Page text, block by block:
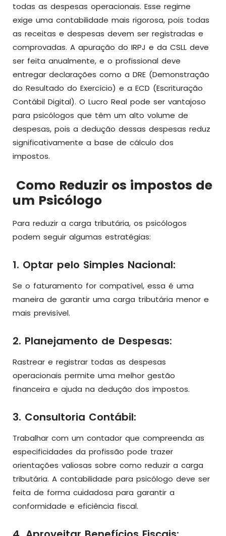
todas as despesas operacionais. Esse regime
exige uma contabilidade mais rigorosa, pois todas
as receitas e despesas devem ser registradas e
comprovadas. A apuração do IRPJ e da CSLL deve
ser feita anualmente, e o profissional deve
entregar declarações como a DRE (Demonstração
do Resultado do Exercício) e a ECD (Escrituração
Contábil Digital). O Lucro Real pode ser vantajoso
para psicólogos que têm um alto volume de
despesas, pois a dedução dessas despesas reduz
significativamente a base de cálculo dos
impostos.
Como Reduzir os impostos de
um Psicólogo
Para reduzir a carga tributária, os psicólogos
podem seguir algumas estratégias:
1. Optar pelo Simples Nacional:
Se o faturamento for compatível, essa é uma
maneira de garantir uma carga tributária menor e
mais previsível.
2. Planejamento de Despesas:
Rastrear e registrar todas as despesas
operacionais permite uma melhor gestão
financeira e ajuda na dedução dos impostos.
3. Consultoria Contábil:
Trabalhar com um contador que compreenda as
especificidades da profissão pode trazer
orientações valiosas sobre como reduzir a carga
tributária. A contabilidade para psicólogo deve ser
feita de forma cuidadosa para garantir a
conformidade e eficiência fiscal.